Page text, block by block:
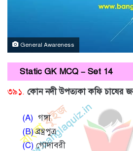
General Awareness
Static GK MCQ – Set 14
৩৯১. কোন নদী উপত্যকা কফি চাষের
(A) গঙ্গা
(B)ব্রম্ভ্রপুত্র
(C)গোদাবরী